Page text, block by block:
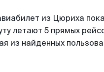
из Цюриха
летают 5 прямых
из найденных